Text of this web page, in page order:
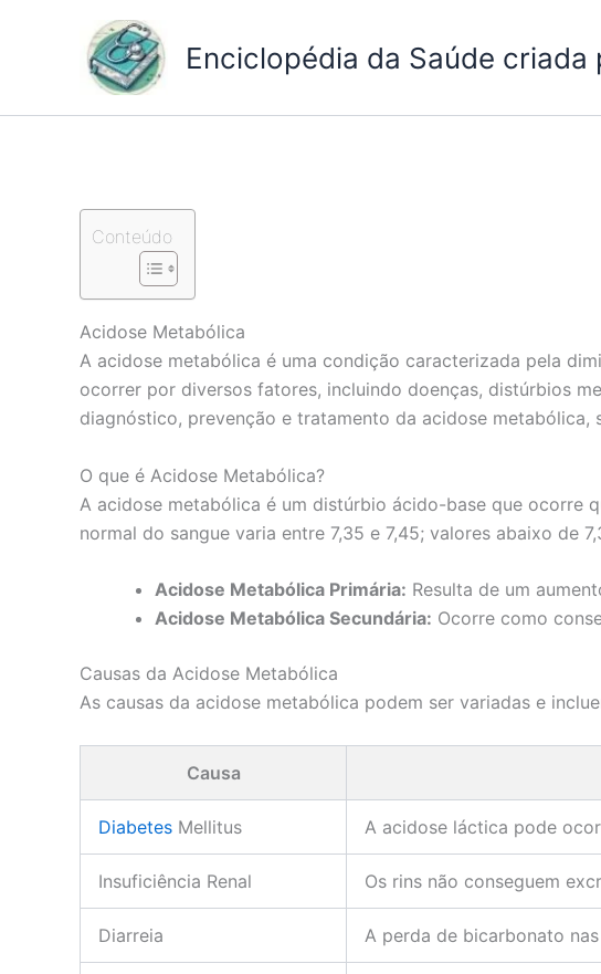
Enciclopédia da Saúde criada
Conteúdo
Acidose Metabólica
A acidose metabólica é uma condição caracterizada pela
ocorrer por diversos fatores, incluindo doenças, distúrbios
diagnóstico, prevenção e tratamento da acidose metabólica,
O que é Acidose Metabólica?
A acidose metabólica é um distúrbio ácido-base que ocorre
normal do sangue varia entre 7,35 e 7,45; valores abaixo de
Acidose Metabólica Primária: Resulta de um
Acidose Metabólica Secundária: Ocorre como
Causas da Acidose Metabólica
As causas da acidose metabólica podem ser variadas e
Causa
Diabetes Mellitus A acidose láctica pode
Insuficiência Renal Os rins não conseguem
Diarreia A perda de bicarbonato